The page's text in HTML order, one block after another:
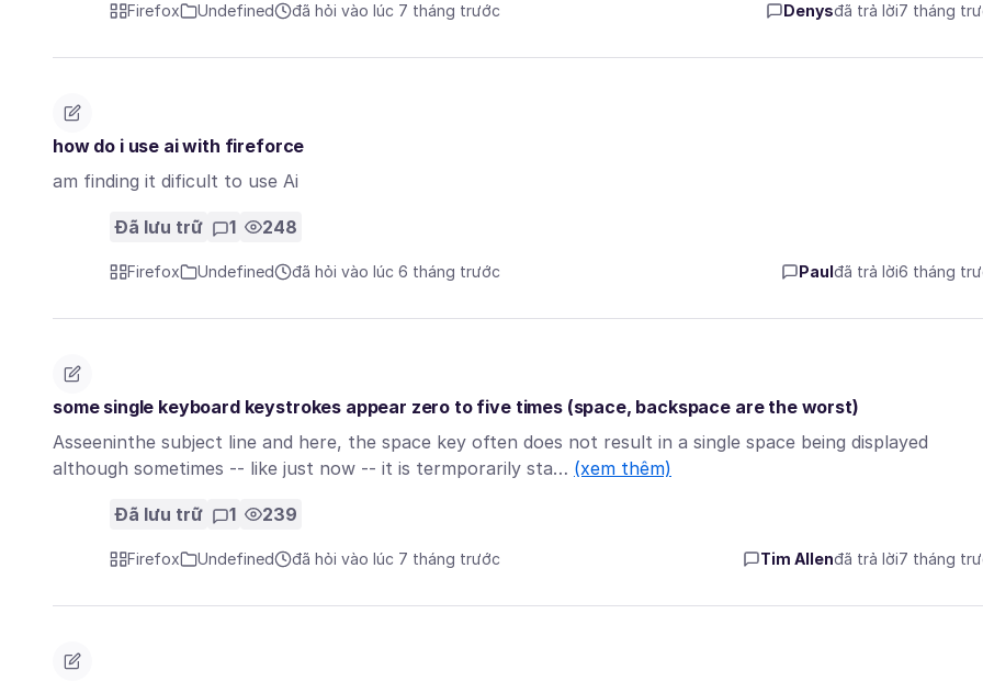
Firefox Undefined đã hỏi vào lúc 7 tháng trước Denysđã trả lời7 tháng
how do i use ai with fireforce
am finding it dificult to use Ai
Đã lưu trữ 1 248
Firefox Undefined đã hỏi vào lúc 6 tháng trước Paulđã trả lời6 tháng
some single keyboard keystrokes appear zero to five times (space, backspace are the worst)
Asseeninthe subject line and here, the space key often does not result in a single space being displayed
although sometimes -- like just now -- it is termporarily sta… (xem thêm)
Đã lưu trữ 1 239
Firefox Undefined đã hỏi vào lúc 7 tháng trước Tim Allenđã trả lời7 tháng